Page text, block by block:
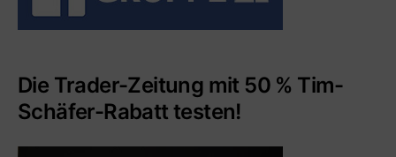
Die Trader-Zeitung mit 50 % Tim-
Schäfer-Rabatt testen!